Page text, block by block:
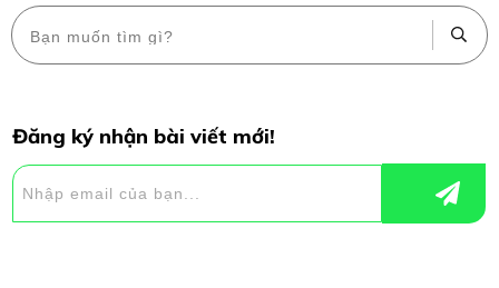
Đăng ký nhận bài viết mới!